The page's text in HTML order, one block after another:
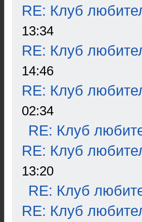
RE: Клуб
13:34
RE: Клуб
14:46
RE: Клуб
02:34
RE: Клуб
RE: Клуб
13:20
RE: Клуб
RE: Клуб